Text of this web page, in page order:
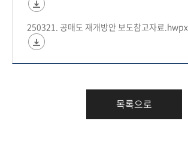
250321. 공매도 재개방안 보도참고자료.hwpx
목록으로